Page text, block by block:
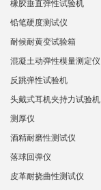
橡胶垂直弹性试验机
铅笔硬度测试仪
耐候耐黄变试验箱
混凝土动弹性模量测定仪
反跳弹性试验机
头戴式耳机夹持力试验机
测厚仪
酒精耐磨性测试仪
落球回弹仪
皮革耐挠曲性测试仪